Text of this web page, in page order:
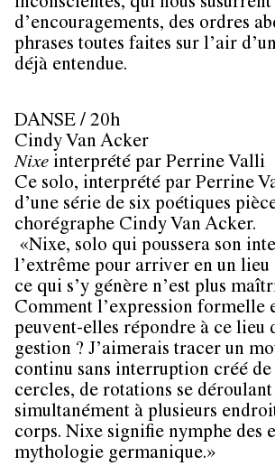
inconscientes, qui nous susurrent
d’encouragements, des ordres
phrases toutes faites sur l’air
déjà entendue.
DANSE / 20h
Cindy Van Acker
Nixe interprété par Perrine Valli
Ce solo, interprété par Perrine
d’une série de six poétiques
chorégraphe Cindy Van Acker.
«Nixe, solo qui poussera son
l’extrême pour arriver en un lieu
ce qui s’y génère n’est plus
Comment l’expression formelle
peuvent-elles répondre à ce lieu
gestion ? J’aimerais tracer un
continu sans interruption créé de
cercles, de rotations se déroulant
simultanément à plusieurs
corps. Nixe signifie nymphe des
mythologie germanique.»